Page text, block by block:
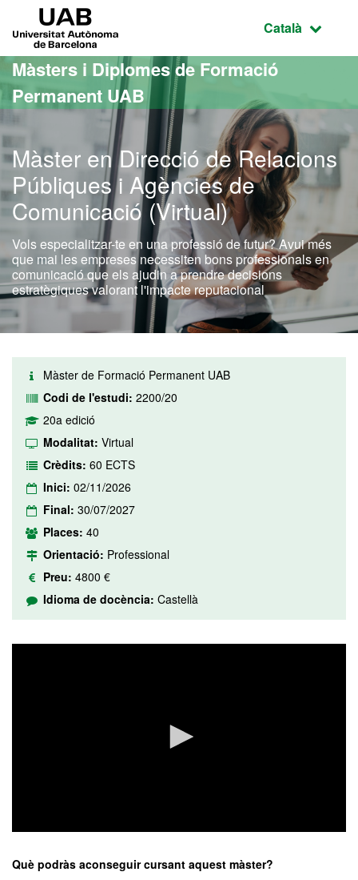
Ves al contingut principal
Ves a la navegació de la pàgina
Idioma
Català
Màsters i Diplomes de Formació
Permanent UAB
Màster en Direcció de Relacions
Públiques i Agències de
Comunicació (Virtual)
Vols especialitzar-te en una professió de futur? Avui més
que mai les empreses necessiten bons professionals en
comunicació que els ajudin a prendre decisions
estratègiques valorant l'impacte reputacional
Màster de Formació Permanent UAB
Codi de l'estudi: 2200/20
20a edició
Modalitat: Virtual
Crèdits: 60 ECTS
Inici: 02/11/2026
Final: 30/07/2027
Places: 40
Orientació: Professional
Preu: 4800 €
Idioma de docència: Castellà
of
Què podràs aconseguir cursant aquest màster?